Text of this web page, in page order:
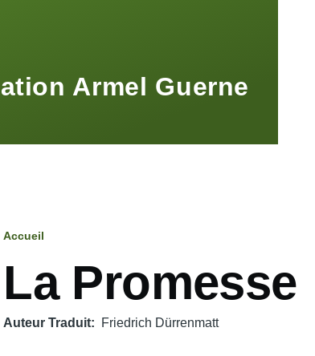
Armel Guerne
d'Ariane
Accueil
La Promesse
Auteur Traduit Friedrich Dürrenmatt